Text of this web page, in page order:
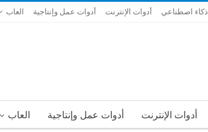
ذكاء اصطناعي أدوات الإنترنت أدوات عمل وإنتاجية العاب
أدوات الإنترنت أدوات عمل وإنتاجية العاب